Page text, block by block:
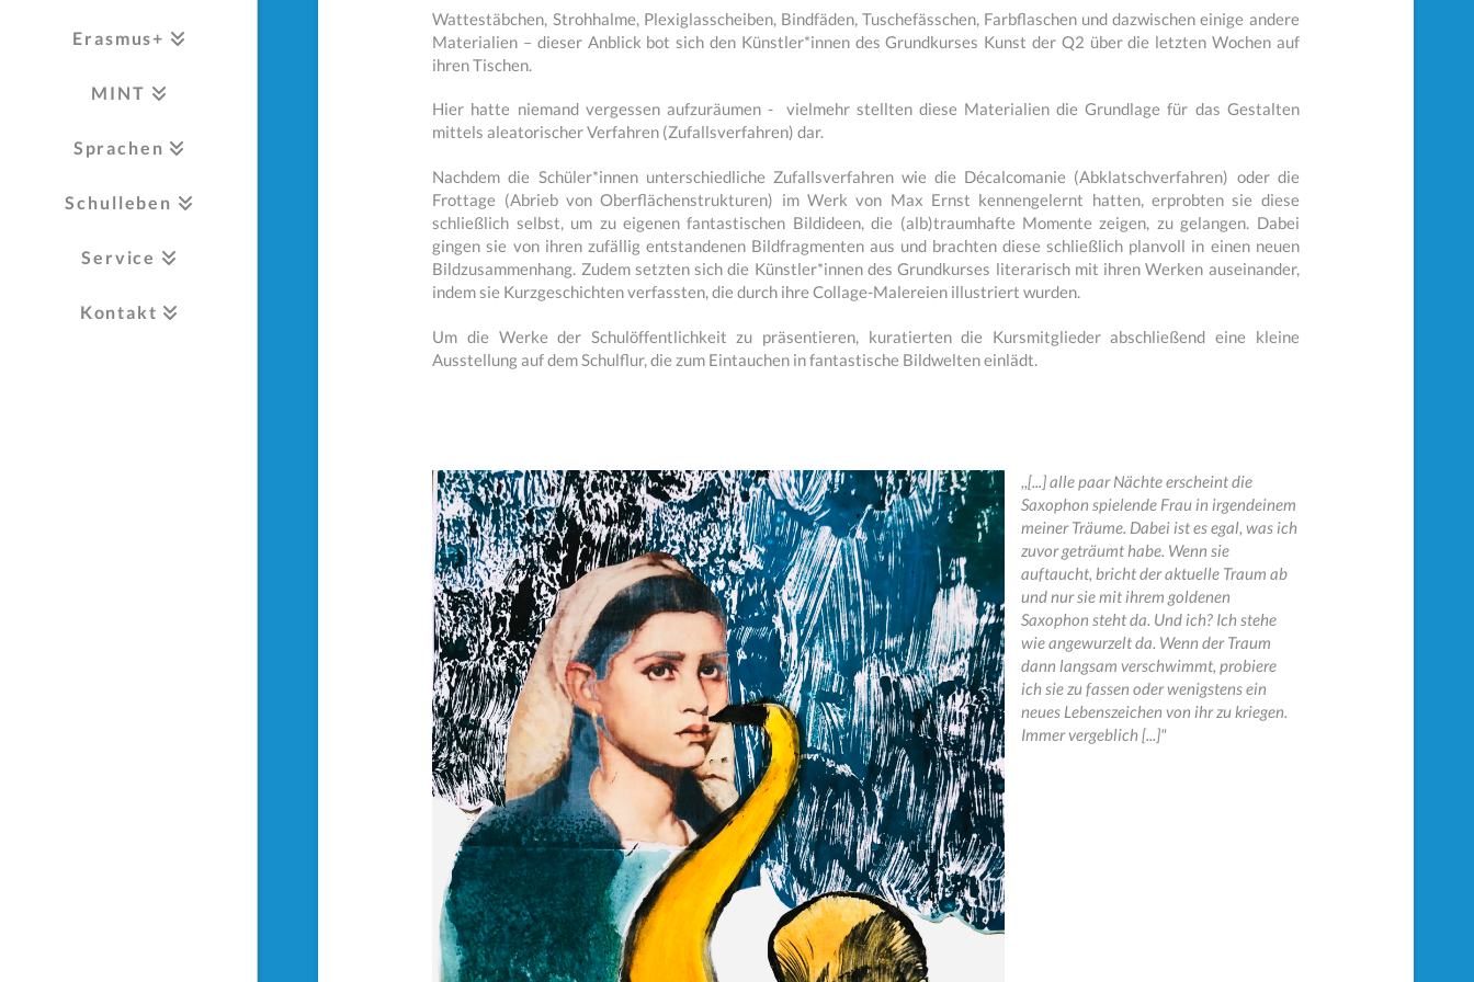
Erasmus+
MINT
Sprachen
Schulleben
Service
Kontakt
Wattestäbchen, Strohhalme, Plexiglasscheiben, Bindfäden, Tuschefässchen, Farbflaschen und dazwischen einige andere
Materialien – dieser Anblick bot sich den Künstler*innen des Grundkurses Kunst der Q2 über die letzten Wochen auf
ihren Tischen.
Hier hatte niemand vergessen aufzuräumen - vielmehr stellten diese Materialien die Grundlage für das Gestalten
mittels aleatorischer Verfahren (Zufallsverfahren) dar.
Nachdem die Schüler*innen unterschiedliche Zufallsverfahren wie die Décalcomanie (Abklatschverfahren) oder die
Frottage (Abrieb von Oberflächenstrukturen) im Werk von Max Ernst kennengelernt hatten, erprobten sie diese
schließlich selbst, um zu eigenen fantastischen Bildideen, die (alb)traumhafte Momente zeigen, zu gelangen. Dabei
gingen sie von ihren zufällig entstandenen Bildfragmenten aus und brachten diese schließlich planvoll in einen neuen
Bildzusammenhang. Zudem setzten sich die Künstler*innen des Grundkurses literarisch mit ihren Werken auseinander,
indem sie Kurzgeschichten verfassten, die durch ihre Collage-Malereien illustriert wurden.
Um die Werke der Schulöffentlichkeit zu präsentieren, kuratierten die Kursmitglieder abschließend eine kleine
Ausstellung auf dem Schulflur, die zum Eintauchen in fantastische Bildwelten einlädt.
,,[...] alle paar Nächte erscheint die
Saxophon spielende Frau in irgendeinem
meiner Träume. Dabei ist es egal, was ich
zuvor geträumt habe. Wenn sie
auftaucht, bricht der aktuelle Traum ab
und nur sie mit ihrem goldenen
Saxophon steht da. Und ich? Ich stehe
wie angewurzelt da. Wenn der Traum
dann langsam verschwimmt, probiere
ich sie zu fassen oder wenigstens ein
neues Lebenszeichen von ihr zu kriegen.
Immer vergeblich [...]"